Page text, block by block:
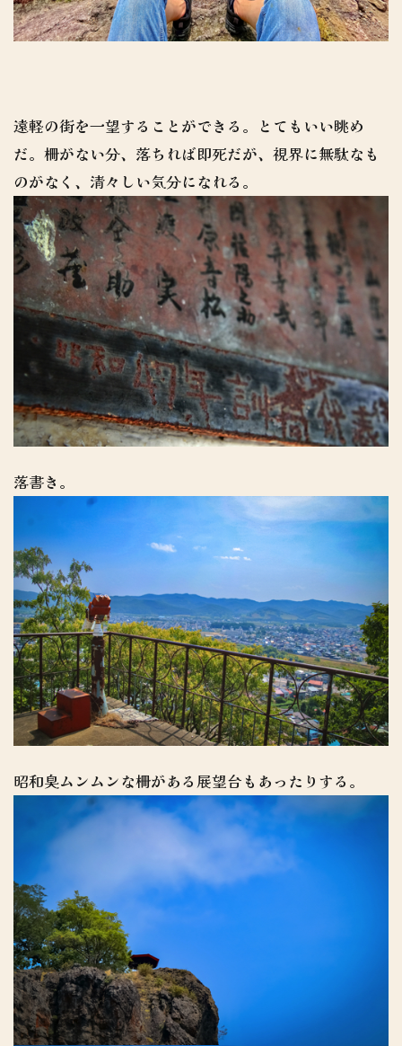
遠軽の街を一望することができる。とてもいい眺め
だ。柵がない分、落ちれば即死だが、視界に無駄なも
のがなく、清々しい気分になれる。
落書き。
昭和臭ムンムンな柵がある展望台もあったりする。